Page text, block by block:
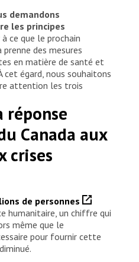
demandons
les principes
ce que le prochain
des mesures
en matière de santé et
cet égard, nous souhaitons
attention les trois
réponse
Canada aux
crises
de personnes
humanitaire, un chiffre qui
même que le
pour fournir cette